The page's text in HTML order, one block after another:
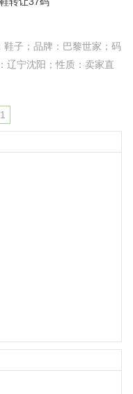
鞋子；品牌：巴黎世家；码
辽宁沈阳；性质：卖家直